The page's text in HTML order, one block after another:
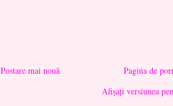
Postare mai nouă
Pagina de
Afișați versiunea